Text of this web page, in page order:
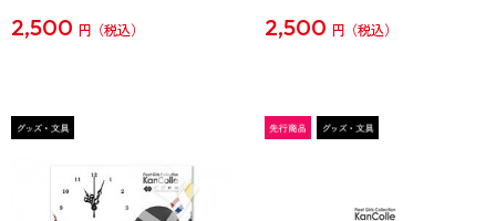
2,500 円 2,500 円